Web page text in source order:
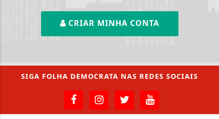
CRIAR MINHA CONTA
SIGA FOLHA DEMOCRATA NAS REDES SOCIAIS